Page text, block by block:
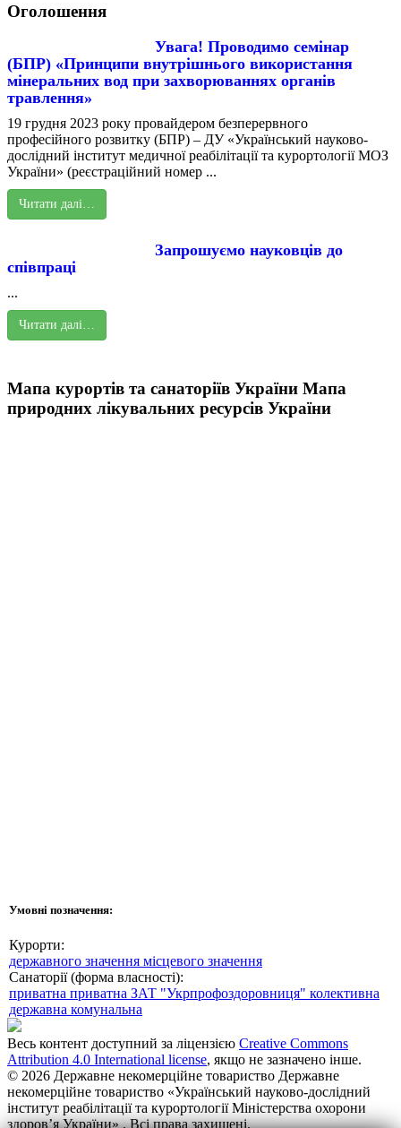
Оголошення
Увага! Проводимо семінар
(БПР) «Принципи внутрішнього використання
мінеральних вод при захворюваннях органів
травлення»
19 грудня 2023 року провайдером безперервного
професійного розвитку (БПР) – ДУ «Український науково-
дослідний інститут медичної реабілітації та курортології МОЗ
України» (реєстраційний номер ...
Читати далі…
Запрошуємо науковців до
співпраці
...
Читати далі…
Мапа курортів та санаторіїв України Мапа
природних лікувальних ресурсів України
Умовні позначення:
Курорти:
державного значення місцевого значення
Санаторії (форма власності):
приватна приватна ЗАТ "Укрпрофоздоровниця" колективна
державна комунальна
Весь контент доступний за ліцензією Creative Commons
Attribution 4.0 International license, якщо не зазначено інше.
© 2026 Державне некомерційне товариство Державне
некомерційне товариство «Український науково-дослідний
інститут реабілітації та курортології Міністерства охорони
здоров’я України» . Всі права захищені.